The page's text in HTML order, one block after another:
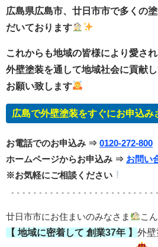
広島県広島市、廿日市市で多くの
だいております
これからも地域の皆様により愛され
外壁塗装を通して地域社会に貢献
お願い致します
広島で外壁塗装をすぐにお申込み
お電話でのお申込み ⇒ 0120-272-800
ホームページからお申込み ⇒ お問い
※お気軽にご相談ください
廿日市市にお住まいのみなさま
こ
【 地域に密着して 創業37年 】 外